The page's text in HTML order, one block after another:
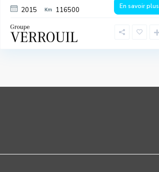
2015 116500 En savoir plus